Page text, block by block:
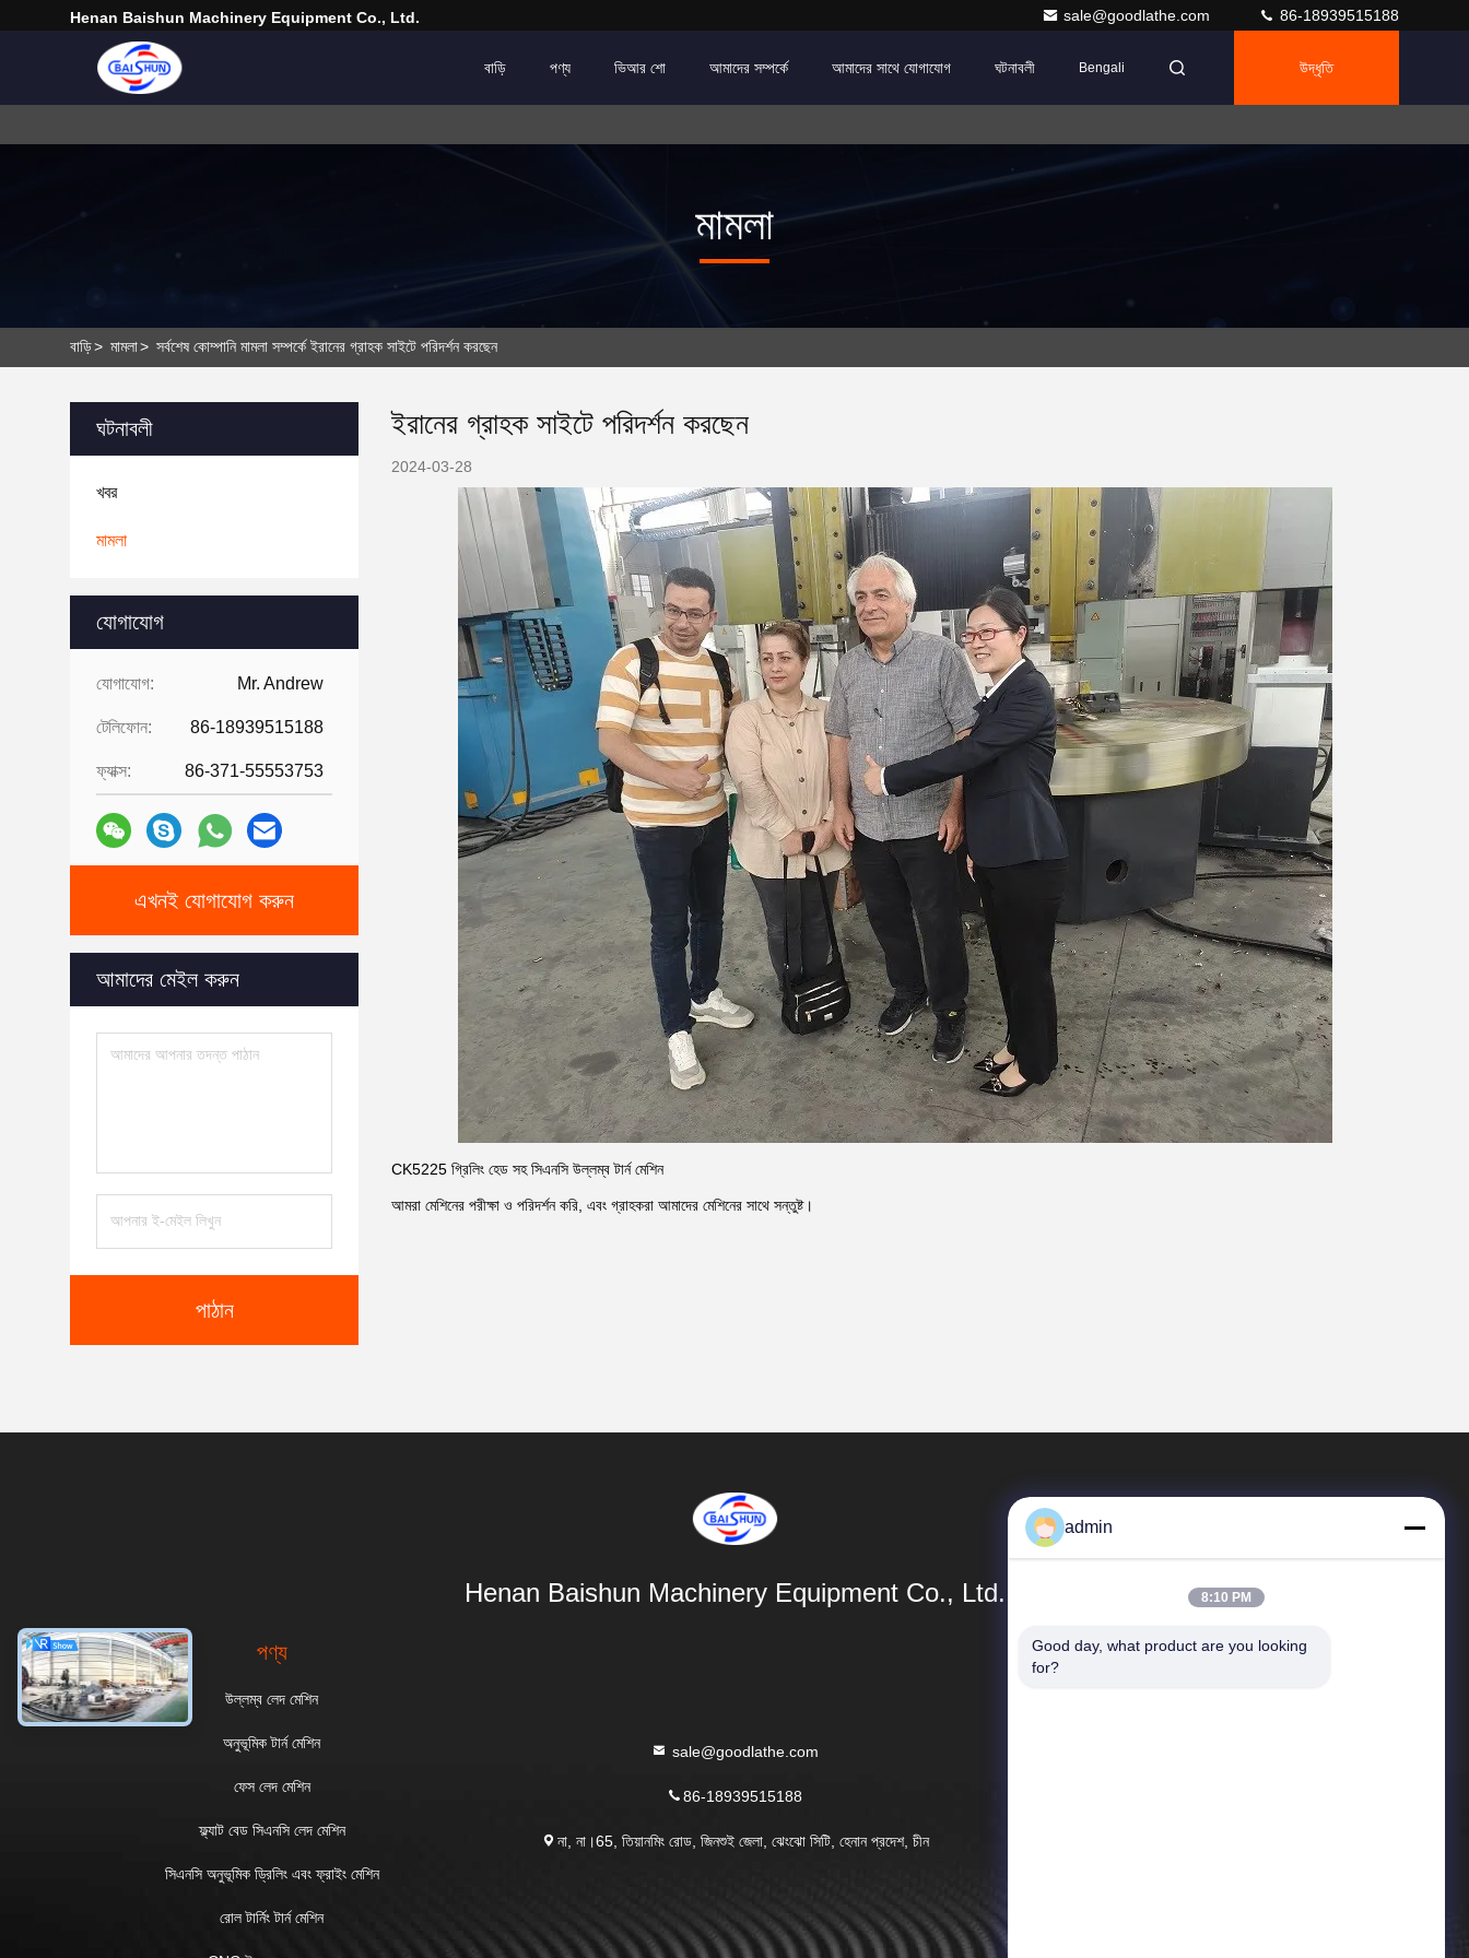
Henan Baishun Machinery Equipment Co., Ltd. sale@goodlathe.com 86-18939515188
বাড়ি পণ্য ভিআর শো আমাদের সম্পর্কে আমাদের সাথে যোগাযোগ ঘটনাবলী Bengali উদ্ধৃতি
মামলা
বাড়ি> মামলা> সর্বশেষ কোম্পানি মামলা সম্পর্কে ইরানের গ্রাহক সাইটে পরিদর্শন করছেন
ঘটনাবলী
খবর
মামলা
যোগাযোগ
যোগাযোগ: Mr. Andrew
টেলিফোন: 86-18939515188
ফ্যাক্স: 86-371-55553753
এখনই যোগাযোগ করুন
আমাদের মেইল ​​করুন
পাঠান
ইরানের গ্রাহক সাইটে পরিদর্শন করছেন
2024-03-28
CK5225 গ্রিলিং হেড সহ সিএনসি উল্লম্ব টার্ন মেশিন
আমরা মেশিনের পরীক্ষা ও পরিদর্শন করি, এবং গ্রাহকরা আমাদের মেশিনের সাথে সন্তুষ্ট।
Henan Baishun Machinery Equipment Co., Ltd.
পণ্য
উল্লম্ব লেদ মেশিন
অনুভূমিক টার্ন মেশিন
ফেস লেদ মেশিন
ফ্ল্যাট বেড সিএনসি লেদ মেশিন
সিএনসি অনুভূমিক ড্রিলিং এবং ফ্রাইং মেশিন
রোল টার্নিং টার্ন মেশিন
sale@goodlathe.com
86-18939515188
না, না।65, তিয়ানমিং রোড, জিনশুই জেলা, ঝেংঝো সিটি, হেনান প্রদেশ, চীন
দ্রুত লিঙ্ক
admin
8:10 PM
Good day, what product are you looking
for?